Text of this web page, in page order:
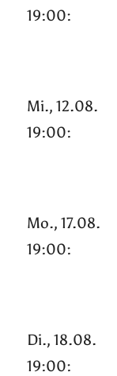
19:00:
Mi., 12.08.
19:00:
Mo., 17.08.
19:00:
Di., 18.08.
19:00: